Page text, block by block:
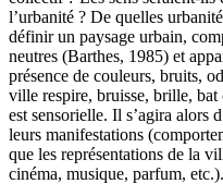
l’urbanité ? De quelles
définir un paysage urbain,
neutres (Barthes, 1985) et
présence de couleurs, bruits,
ville respire, bruisse, brille, bat
est sensorielle. Il s’agira alors
leurs manifestations
que les représentations de la
cinéma, musique, parfum, etc.).